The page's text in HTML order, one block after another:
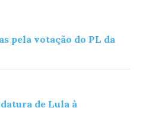
pela votação do PL da
de Lula à